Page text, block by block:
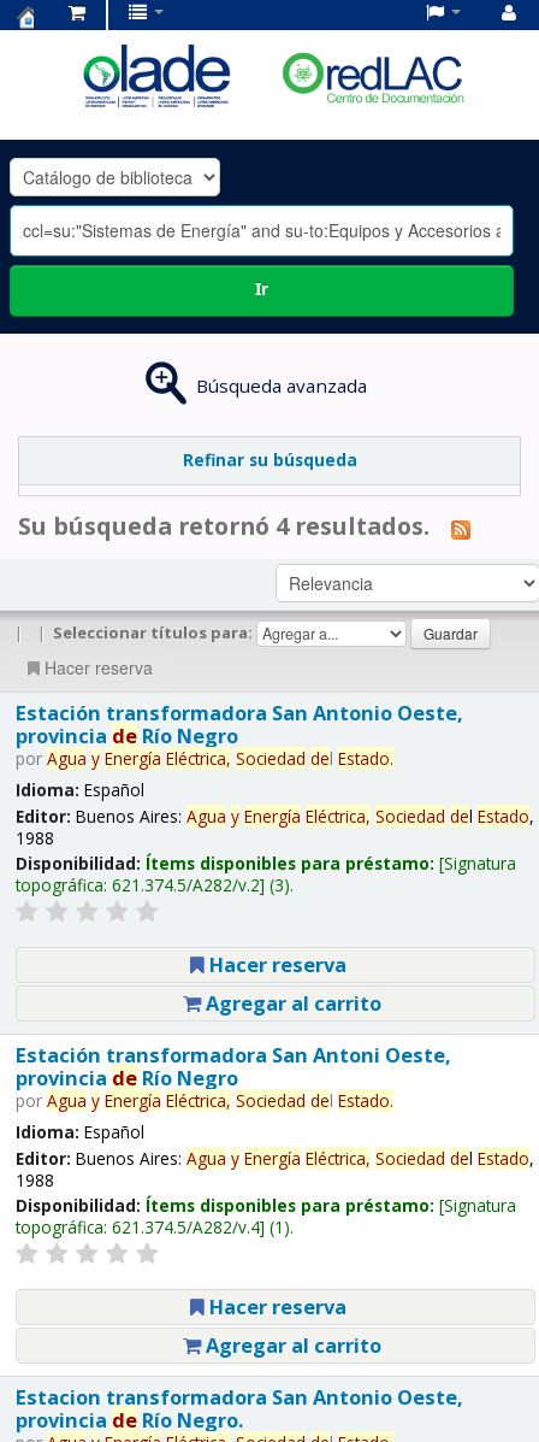
OLADE
-
Ir
Búsqueda avanzada
Refinar su búsqueda
Su búsqueda retornó 4 resultados.
| | Seleccionar títulos para:
Hacer reserva
Estación transformadora San Antonio Oeste,
provincia deRío Negro
por Agua y Energía Eléctrica, Sociedad del Estado.
Idioma: Español
Editor: Buenos Aires: Agua y Energía Eléctrica, Sociedad del Estado,
1988
Disponibilidad: Ítems disponibles para préstamo: Signatura
topográfica: 621.374.5/A282/v.2 (3).
Hacer reserva
Agregar al carrito
Estación transformadora San Antoni Oeste,
provincia deRío Negro
por Agua y Energía Eléctrica, Sociedad del Estado.
Idioma: Español
Editor: Buenos Aires: Agua y Energía Eléctrica, Sociedad del Estado,
1988
Disponibilidad: Ítems disponibles para préstamo: Signatura
topográfica: 621.374.5/A282/v.4 (1).
Hacer reserva
Agregar al carrito
Estacion transformadora San Antonio Oeste,
provincia deRío Negro.